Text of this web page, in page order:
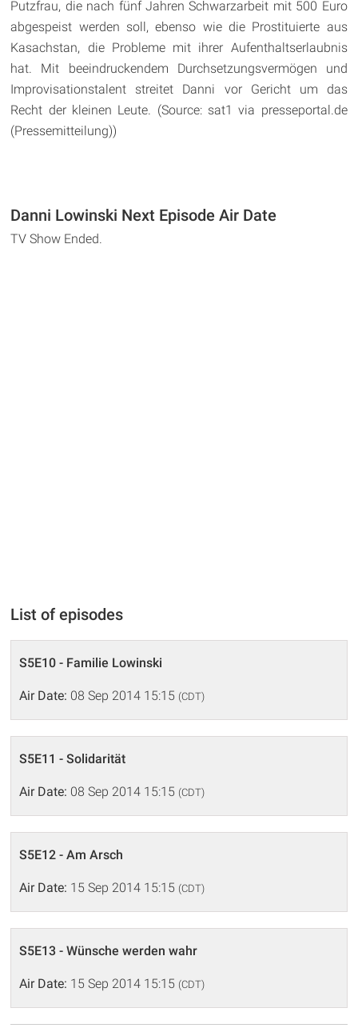
Putzfrau, die nach fünf Jahren Schwarzarbeit mit 500 Euro
abgespeist werden soll, ebenso wie die Prostituierte aus
Kasachstan, die Probleme mit ihrer Aufenthaltserlaubnis
hat. Mit beeindruckendem Durchsetzungsvermögen und
Improvisationstalent streitet Danni vor Gericht um das
Recht der kleinen Leute. (Source: sat1 via presseportal.de
(Pressemitteilung))
Danni Lowinski Next Episode Air Date
TV Show Ended.
List of episodes
S5E10 - Familie Lowinski
Air Date: 08 Sep 2014 15:15 (CDT)
S5E11 - Solidarität
Air Date: 08 Sep 2014 15:15 (CDT)
S5E12 - Am Arsch
Air Date: 15 Sep 2014 15:15 (CDT)
S5E13 - Wünsche werden wahr
Air Date: 15 Sep 2014 15:15 (CDT)